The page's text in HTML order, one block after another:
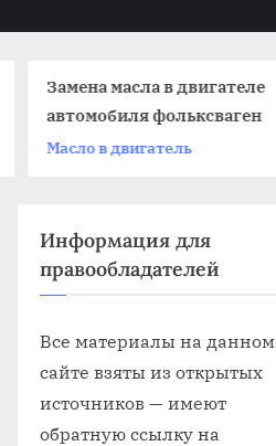
Замена масла в двигателе
автомобиля фольксваген
Масло в двигатель
Информация для
правообладателей
Все материалы на данном
сайте взяты из открытых
источников — имеют
обратную ссылку на